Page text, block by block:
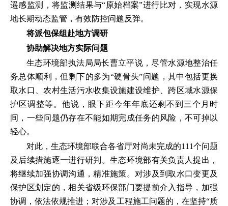
遥感监测，将监测结果与“原始档案”进行比对，实现水源
地长期动态监管，有效防控问题反弹。
将派包保组赴地方调研
协助解决地方实际问题
生态环境部执法局局长曹立平说，尽管水源地整治任
务总体顺利，但剩下的多为“硬骨头”问题，其中包括更换
取水口、农村生活污水收集设施建设维护、跨区域水源保
护区调整等。他说，眼下距今年年底还剩不到三个月时
间，一些问题仍存在不能如期完成任务的风险，不可掉以
轻心。
对此，生态环境部联合各省厅对尚未完成的111个问题
及后续措施逐一进行研判。生态环境部有关负责人提出，
将继续加强协调沟通，精准施策。对涉及到取水口变更及
保护区划定的，相关省级环保部门要提前介入指导，加强
协调，依法依规推进；对涉及工程施工问题的，在坚持“质